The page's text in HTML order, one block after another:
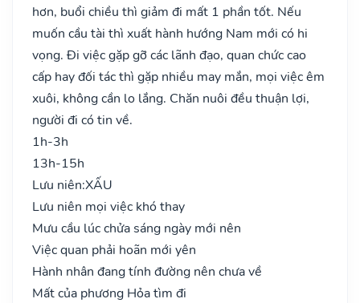
hơn, buổi chiều thì giảm đi mất 1 phần tốt. Nếu
muốn cầu tài thì xuất hành hướng Nam mới có hi
vọng. Đi việc gặp gỡ các lãnh đạo, quan chức cao
cấp hay đối tác thì gặp nhiều may mắn, mọi việc êm
xuôi, không cần lo lắng. Chăn nuôi đều thuận lợi,
người đi có tin về.
1h-3h
13h-15h
Lưu niên:XẤU
Lưu niên mọi việc khó thay
Mưu cầu lúc chửa sáng ngày mới nên
Việc quan phải hoãn mới yên
Hành nhân đang tính đường nên chưa về
Mất của phương Hỏa tìm đi